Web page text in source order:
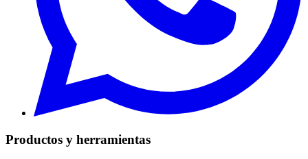
Productos y herramientas